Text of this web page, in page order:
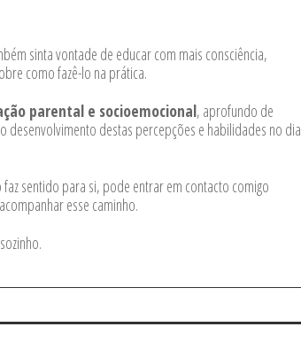
sinta vontade de educar com mais consciência,
como fazê-lo na prática.
parental e socioemocional, aprofundo de
destas percepções e habilidades no dia
sentido para si, pode entrar em contacto comigo
esse caminho.